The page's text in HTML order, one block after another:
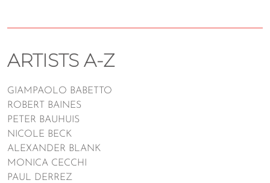
ARTISTS A-Z
GIAMPAOLO BABETTO
ROBERT BAINES
PETER BAUHUIS
NICOLE BECK
ALEXANDER BLANK
MONICA CECCHI
PAUL DERREZ